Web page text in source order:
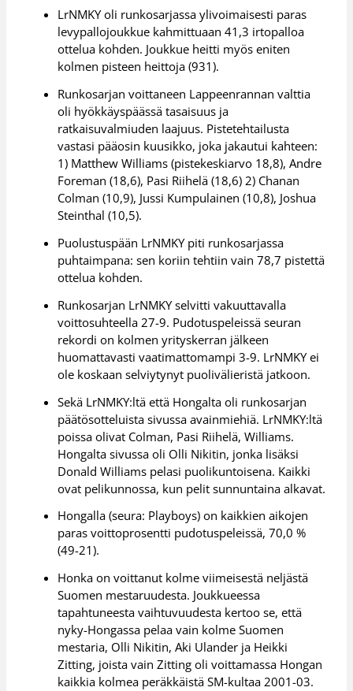
LrNMKY oli runkosarjassa ylivoimaisesti paras
levypallojoukkue kahmittuaan 41,3 irtopalloa
ottelua kohden. Joukkue heitti myös eniten
kolmen pisteen heittoja (931).
Runkosarjan voittaneen Lappeenrannan valttia
oli hyökkäyspäässä tasaisuus ja
ratkaisuvalmiuden laajuus. Pistetehtailusta
vastasi pääosin kuusikko, joka jakautui kahteen:
1) Matthew Williams (pistekeskiarvo 18,8), Andre
Foreman (18,6), Pasi Riihelä (18,6) 2) Chanan
Colman (10,9), Jussi Kumpulainen (10,8), Joshua
Steinthal (10,5).
Puolustuspään LrNMKY piti runkosarjassa
puhtaimpana: sen koriin tehtiin vain 78,7 pistettä
ottelua kohden.
Runkosarjan LrNMKY selvitti vakuuttavalla
voittosuhteella 27-9. Pudotuspeleissä seuran
rekordi on kolmen yrityskerran jälkeen
huomattavasti vaatimattomampi 3-9. LrNMKY ei
ole koskaan selviytynyt puolivälieristä jatkoon.
Sekä LrNMKY:ltä että Hongalta oli runkosarjan
päätösotteluista sivussa avainmiehiä. LrNMKY:ltä
poissa olivat Colman, Pasi Riihelä, Williams.
Hongalta sivussa oli Olli Nikitin, jonka lisäksi
Donald Williams pelasi puolikuntoisena. Kaikki
ovat pelikunnossa, kun pelit sunnuntaina alkavat.
Hongalla (seura: Playboys) on kaikkien aikojen
paras voittoprosentti pudotuspeleissä, 70,0 %
(49-21).
Honka on voittanut kolme viimeisestä neljästä
Suomen mestaruudesta. Joukkueessa
tapahtuneesta vaihtuvuudesta kertoo se, että
nyky-Hongassa pelaa vain kolme Suomen
mestaria, Olli Nikitin, Aki Ulander ja Heikki
Zitting, joista vain Zitting oli voittamassa Hongan
kaikkia kolmea peräkkäistä SM-kultaa 2001-03.